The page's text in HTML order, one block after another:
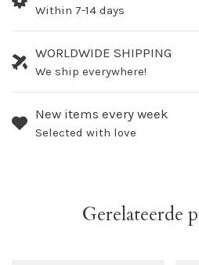
Within 7-14 days
WORLDWIDE SHIPPING
We ship everywhere!
New items every week
Selected with love
Gerelateerde